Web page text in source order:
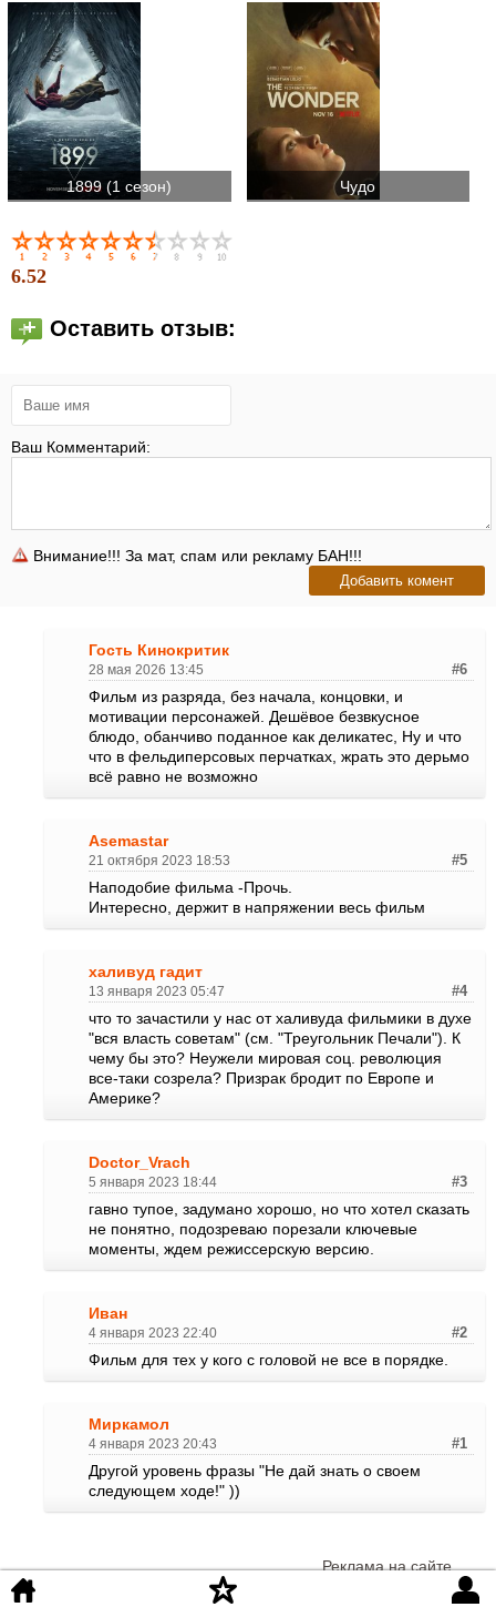
1899 (1 сезон) Чудо
6.52
Оставить отзыв:
Ваш Комментарий:
Внимание!!! За мат, спам или рекламу БАН!!!
Гость Кинокритик
28 мая 2026 13:45 #6
Фильм из разряда, без начала, концовки, и
мотивации персонажей. Дешёвое безвкусное
блюдо, обанчиво поданное как деликатес, Ну и что
что в фельдиперсовых перчатках, жрать это дерьмо
всё равно не возможно
Asemastar
21 октября 2023 18:53 #5
Наподобие фильма -Прочь.
Интересно, держит в напряжении весь фильм
халивуд гадит
13 января 2023 05:47 #4
что то зачастили у нас от халивуда фильмики в духе
"вся власть советам" (см. "Треугольник Печали"). К
чему бы это? Неужели мировая соц. революция
все-таки созрела? Призрак бродит по Европе и
Америке?
Doctor_Vrach
5 января 2023 18:44 #3
гавно тупое, задумано хорошо, но что хотел сказать
не понятно, подозреваю порезали ключевые
моменты, ждем режиссерскую версию.
Иван
4 января 2023 22:40 #2
Фильм для тех у кого с головой не все в порядке.
Миркамол
4 января 2023 20:43 #1
Другой уровень фразы "Не дай знать о своем
следующем ходе!" ))
Реклама на сайте